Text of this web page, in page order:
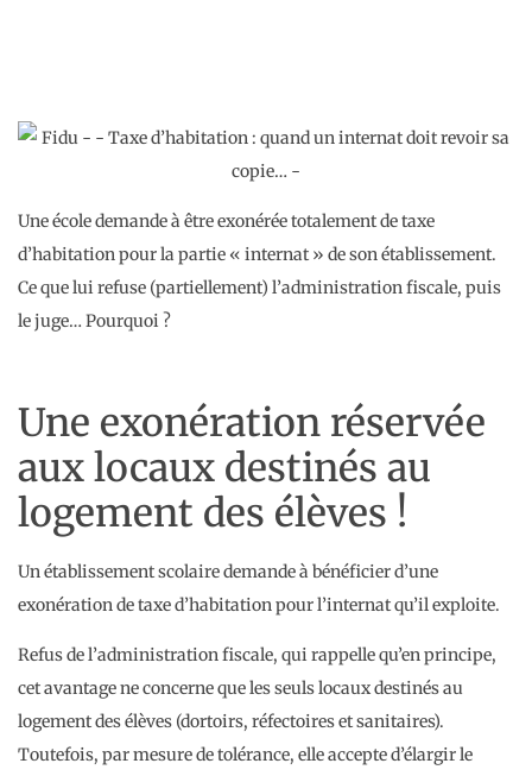
Une école demande à être exonérée totalement de taxe
d’habitation pour la partie « internat » de son établissement.
Ce que lui refuse (partiellement) l’administration fiscale, puis
le juge… Pourquoi ?
Une exonération réservée
aux locaux destinés au
logement des élèves !
Un établissement scolaire demande à bénéficier d’une
exonération de taxe d’habitation pour l’internat qu’il exploite.
Refus de l’administration fiscale, qui rappelle qu’en principe,
cet avantage ne concerne que les seuls locaux destinés au
logement des élèves (dortoirs, réfectoires et sanitaires).
Toutefois, par mesure de tolérance, elle accepte d’élargir le